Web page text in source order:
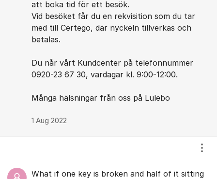
att boka tid för ett besök.
Vid besöket får du en rekvisition som du tar
med till Certego, där nyckeln tillverkas och
betalas.
Du når vårt Kundcenter på telefonnummer
0920-23 67 30, vardagar kl. 9:00-12:00.
Många hälsningar från oss på Lulebo
1 Aug 2022
What if one key is broken and half of it sitting